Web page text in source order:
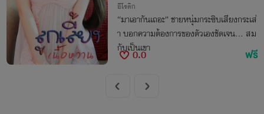
อีโรติก
“มาเอากันเถอะ” ชายหนุ่มกระซิบเสียงกระเส่
า บอกความต้องการของตัวเองชัดเจน... สม
กับเป็นเขา
0.0 ฟรี